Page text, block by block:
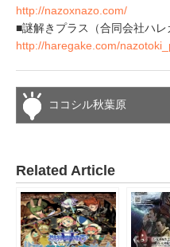
http://nazoxnazo.com/
■謎解きプラス（合同会社ハ
http://haregake.com/
ココシル秋葉原
Related Article